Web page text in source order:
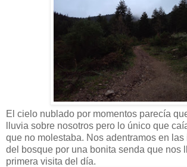
El cielo nublado por momentos parecía
lluvia sobre nosotros pero lo único que
que no molestaba. Nos adentramos en
del bosque por una bonita senda que nos
primera visita del día.